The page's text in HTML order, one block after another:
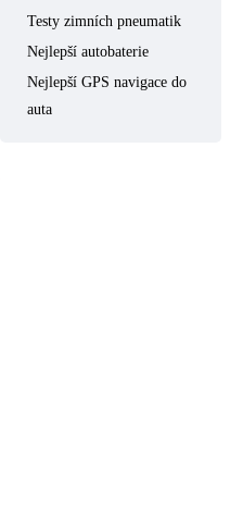
Testy zimních pneumatik
Nejlepší autobaterie
Nejlepší GPS navigace do
auta